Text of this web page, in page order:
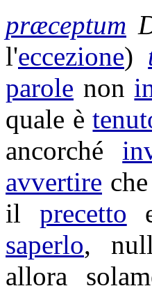
præceptum
l'eccezione)
parole non
quale è
ancorché
avvertire
il precetto
saperlo,
allora